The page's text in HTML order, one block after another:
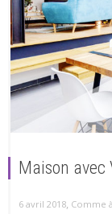
Maison avec
6 avril 2018, Comme